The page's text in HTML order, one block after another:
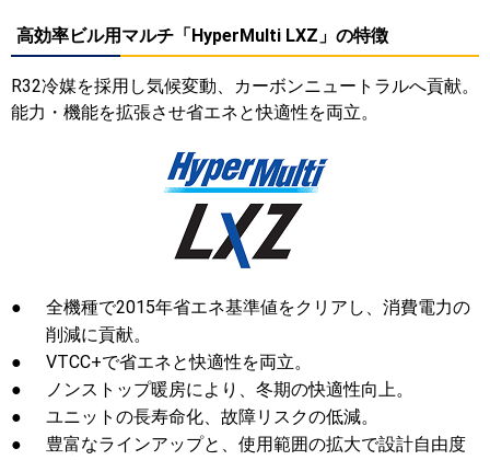
高効率ビル用マルチ「HyperMulti LXZ」の特徴
R32冷媒を採用し気候変動、カーボンニュートラルへ貢献。
能力・機能を拡張させ省エネと快適性を両立。
●
全機種で2015年省エネ基準値をクリアし、消費電力の
削減に貢献。
●
VTCC+で省エネと快適性を両立。
●
ノンストップ暖房により、冬期の快適性向上。
●
ユニットの長寿命化、故障リスクの低減。
●
豊富なラインアップと、使用範囲の拡大で設計自由度